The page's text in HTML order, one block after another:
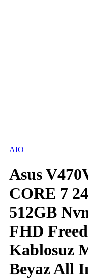
AIO
Asus
CORE 7
512GB
FHD
Kablosuz
Beyaz All